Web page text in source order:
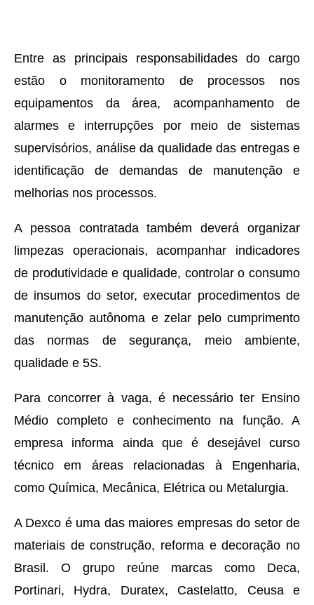
Entre as principais responsabilidades do cargo
estão o monitoramento de processos nos
equipamentos da área, acompanhamento de
alarmes e interrupções por meio de sistemas
supervisórios, análise da qualidade das entregas e
identificação de demandas de manutenção e
melhorias nos processos.
A pessoa contratada também deverá organizar
limpezas operacionais, acompanhar indicadores
de produtividade e qualidade, controlar o consumo
de insumos do setor, executar procedimentos de
manutenção autônoma e zelar pelo cumprimento
das normas de segurança, meio ambiente,
qualidade e 5S.
Para concorrer à vaga, é necessário ter Ensino
Médio completo e conhecimento na função. A
empresa informa ainda que é desejável curso
técnico em áreas relacionadas à Engenharia,
como Química, Mecânica, Elétrica ou Metalurgia.
A Dexco é uma das maiores empresas do setor de
materiais de construção, reforma e decoração no
Brasil. O grupo reúne marcas como Deca,
Portinari, Hydra, Duratex, Castelatto, Ceusa e